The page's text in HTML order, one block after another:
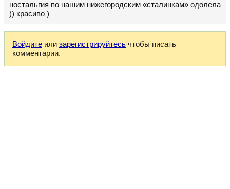
ностальгия по нашим нижегородским «сталинкам» одолела
)) красиво )
Войдите или зарегистрируйтесь чтобы писать
комментарии.